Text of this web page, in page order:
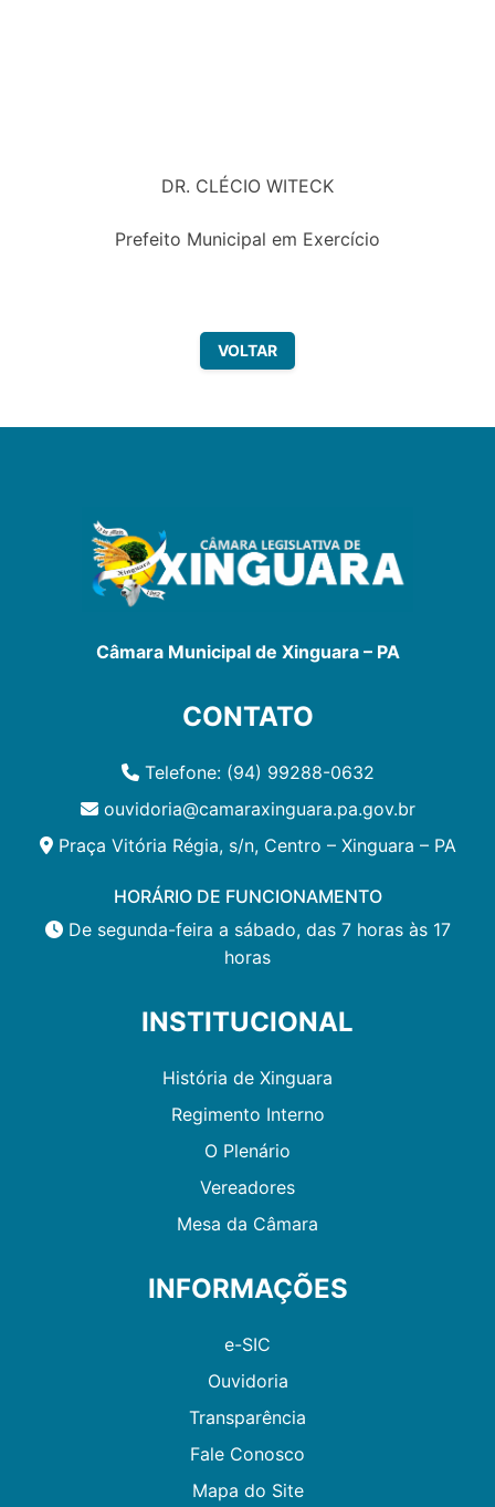
DR. CLÉCIO WITECK
Prefeito Municipal em Exercício
VOLTAR
Câmara Municipal de Xinguara – PA
CONTATO
Telefone: (94) 99288-0632
ouvidoria@camaraxinguara.pa.gov.br
Praça Vitória Régia, s/n, Centro – Xinguara – PA
HORÁRIO DE FUNCIONAMENTO
De segunda-feira a sábado, das 7 horas às 17
horas
INSTITUCIONAL
História de Xinguara
Regimento Interno
O Plenário
Vereadores
Mesa da Câmara
INFORMAÇÕES
e-SIC
Ouvidoria
Transparência
Fale Conosco
Mapa do Site